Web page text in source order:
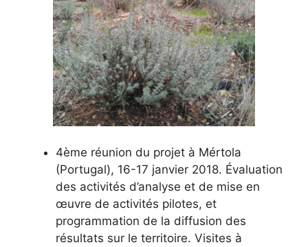
4ème réunion du projet à Mértola
(Portugal), 16-17 janvier 2018. Évaluation
des activités d’analyse et de mise en
œuvre de activités pilotes, et
programmation de la diffusion des
résultats sur le territoire. Visites à